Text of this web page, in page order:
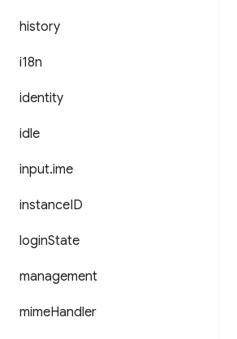
history
i18n
identity
idle
input.ime
instanceID
loginState
management
mimeHandler